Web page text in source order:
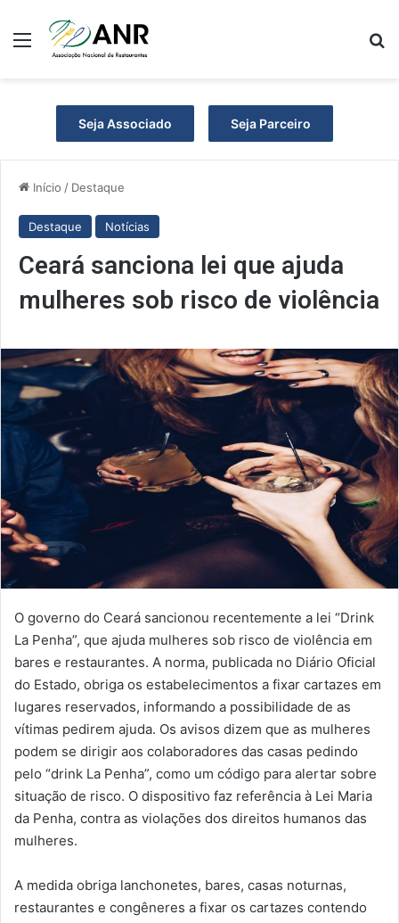
Menu
Seja Associado Seja Parceiro
Início / Destaque
Destaque Notícias
Ceará sanciona lei que ajuda
mulheres sob risco de violência
O governo do Ceará sancionou recentemente a lei “Drink
La Penha”, que ajuda mulheres sob risco de violência em
bares e restaurantes. A norma, publicada no Diário Oficial
do Estado, obriga os estabelecimentos a fixar cartazes em
lugares reservados, informando a possibilidade de as
vítimas pedirem ajuda. Os avisos dizem que as mulheres
podem se dirigir aos colaboradores das casas pedindo
pelo “drink La Penha”, como um código para alertar sobre
situação de risco. O dispositivo faz referência à Lei Maria
da Penha, contra as violações dos direitos humanos das
mulheres.
A medida obriga lanchonetes, bares, casas noturnas,
restaurantes e congêneres a fixar os cartazes contendo